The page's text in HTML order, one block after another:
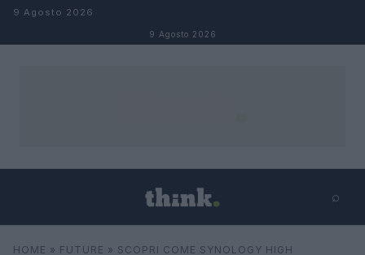
Salta al contenuto
9 Agosto 2026
9 Agosto 2026
⌕
HOME » FUTURE » SCOPRI COME SYNOLOGY HIGH